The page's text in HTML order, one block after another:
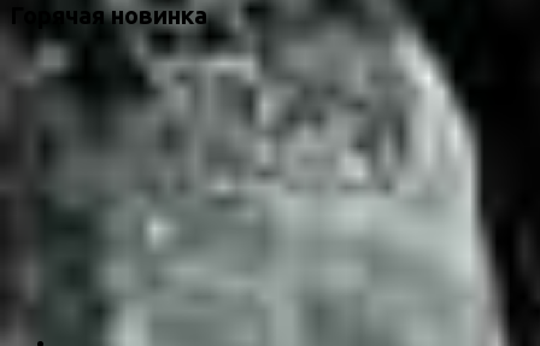
Горячая новинка